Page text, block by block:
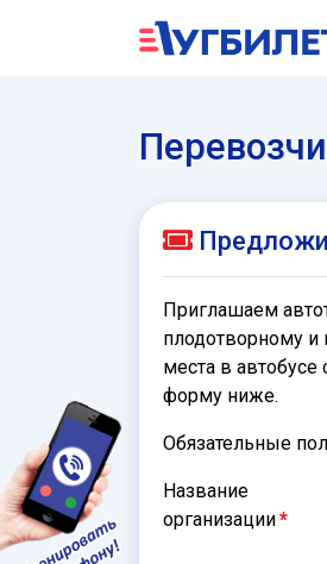
Приглашаем
плодотворному и
места в
форму ниже.
Обязательные
Название
организации*